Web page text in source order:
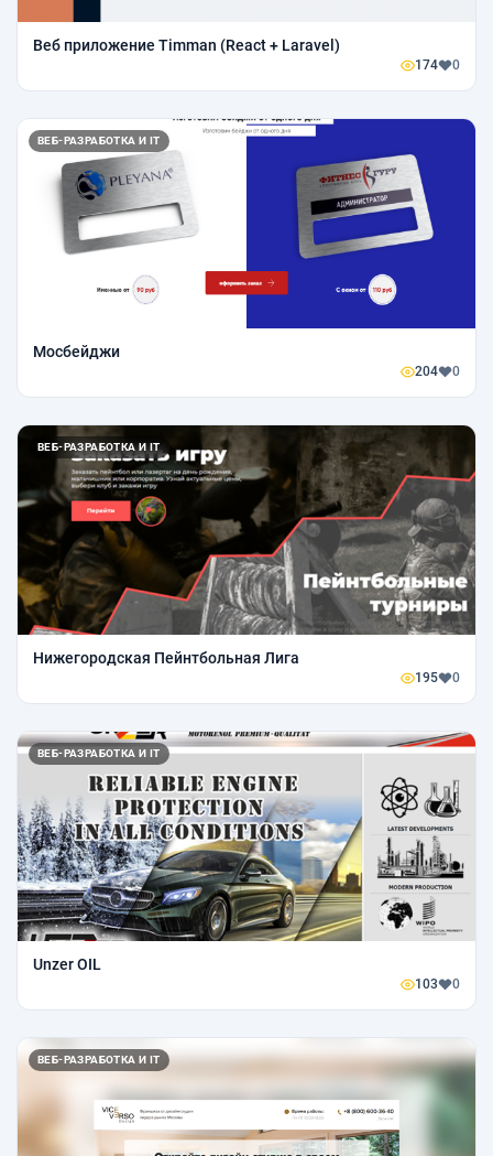
Веб приложение Timman (React + Laravel)
174 0
ВЕБ-РАЗРАБОТКА И IT
Мосбейджи
204 0
ВЕБ-РАЗРАБОТКА И IT
Нижегородская Пейнтбольная Лига
195 0
ВЕБ-РАЗРАБОТКА И IT
Unzer OIL
103 0
ВЕБ-РАЗРАБОТКА И IT